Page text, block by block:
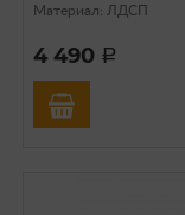
Материал: ЛДСП
4 490 a